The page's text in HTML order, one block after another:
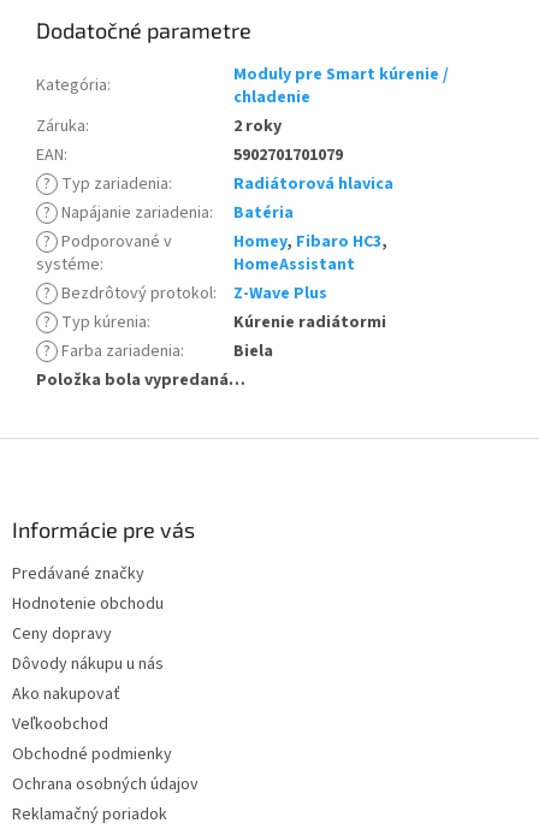
Dodatočné parametre
Kategória:
Moduly pre Smart kúrenie /
chladenie
Záruka:
2 roky
EAN:
5902701701079
? Typ zariadenia:
Radiátorová hlavica
? Napájanie zariadenia:
Batéria
? Podporované v
systéme:
Homey, Fibaro HC3,
HomeAssistant
? Bezdrôtový protokol:
Z-Wave Plus
? Typ kúrenia:
Kúrenie radiátormi
? Farba zariadenia:
Biela
Položka bola vypredaná…
Informácie pre vás
Predávané značky
Hodnotenie obchodu
Ceny dopravy
Dôvody nákupu u nás
Ako nakupovať
Veľkoobchod
Obchodné podmienky
Ochrana osobných údajov
Reklamačný poriadok